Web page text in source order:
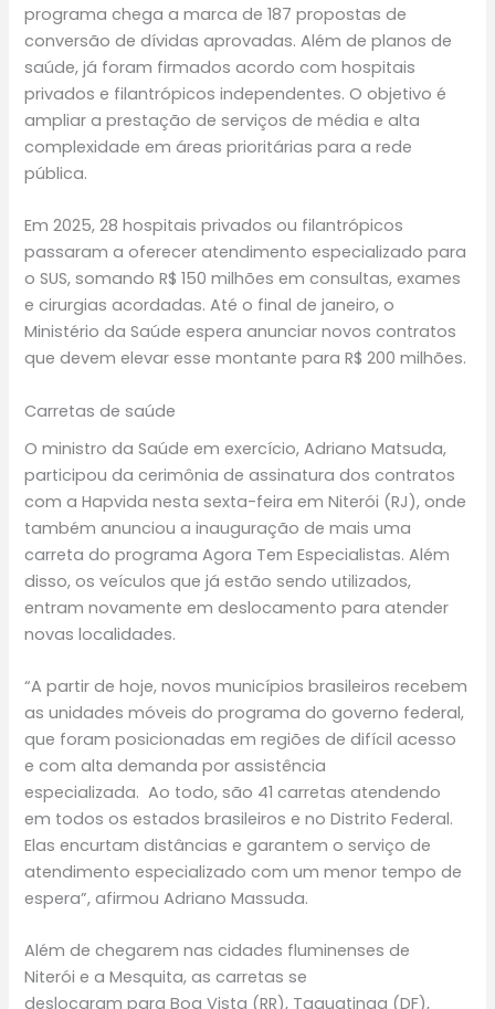
programa chega a marca de 187 propostas de
conversão de dívidas aprovadas. Além de planos de
saúde, já foram firmados acordo com hospitais
privados e filantrópicos independentes. O objetivo é
ampliar a prestação de serviços de média e alta
complexidade em áreas prioritárias para a rede
pública.
Em 2025, 28 hospitais privados ou filantrópicos
passaram a oferecer atendimento especializado para
o SUS, somando R$ 150 milhões em consultas, exames
e cirurgias acordadas. Até o final de janeiro, o
Ministério da Saúde espera anunciar novos contratos
que devem elevar esse montante para R$ 200 milhões.
Carretas de saúde
O ministro da Saúde em exercício, Adriano Matsuda,
participou da cerimônia de assinatura dos contratos
com a Hapvida nesta sexta-feira em Niterói (RJ), onde
também anunciou a inauguração de mais uma
carreta do programa Agora Tem Especialistas. Além
disso, os veículos que já estão sendo utilizados,
entram novamente em deslocamento para atender
novas localidades.
“A partir de hoje, novos municípios brasileiros recebem
as unidades móveis do programa do governo federal,
que foram posicionadas em regiões de difícil acesso
e com alta demanda por assistência
especializada. Ao todo, são 41 carretas atendendo
em todos os estados brasileiros e no Distrito Federal.
Elas encurtam distâncias e garantem o serviço de
atendimento especializado com um menor tempo de
espera”, afirmou Adriano Massuda.
Além de chegarem nas cidades fluminenses de
Niterói e a Mesquita, as carretas se
deslocaram para Boa Vista (RR), Taguatinga (DF),